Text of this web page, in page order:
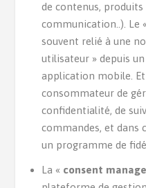
de contenus,
communication..). Le
souvent relié à une
utilisateur » depuis
application mobile.
consommateur de
confidentialité, de
commandes, et dans
un programme de
La « consent